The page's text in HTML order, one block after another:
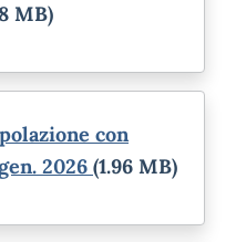
MB)
con
2026 (1.96 MB)